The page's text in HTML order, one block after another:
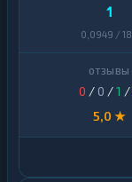
1
0,0949 /
0 / 0 /1 /
5,0 ★